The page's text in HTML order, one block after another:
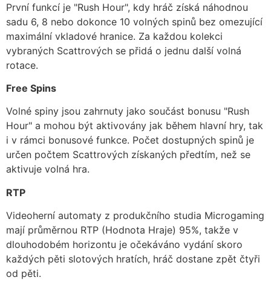
První funkcí je "Rush Hour", kdy hráč získá náhodnou
sadu 6, 8 nebo dokonce 10 volných spinů bez omezující
maximální vkladové hranice. Za každou kolekci
vybraných Scattrových se přidá o jednu další volná
rotace.
Free Spins
Volné spiny jsou zahrnuty jako součást bonusu "Rush
Hour" a mohou být aktivovány jak během hlavní hry, tak
i v rámci bonusové funkce. Počet dostupných spinů je
určen počtem Scattrových získaných předtím, než se
aktivuje volná hra.
RTP
Videoherní automaty z produkčního studia Microgaming
mají průměrnou RTP (Hodnota Hraje) 95%, takže v
dlouhodobém horizontu je očekáváno vydání skoro
každých pěti slotových hratích, hráč dostane zpět čtyři
od pěti.